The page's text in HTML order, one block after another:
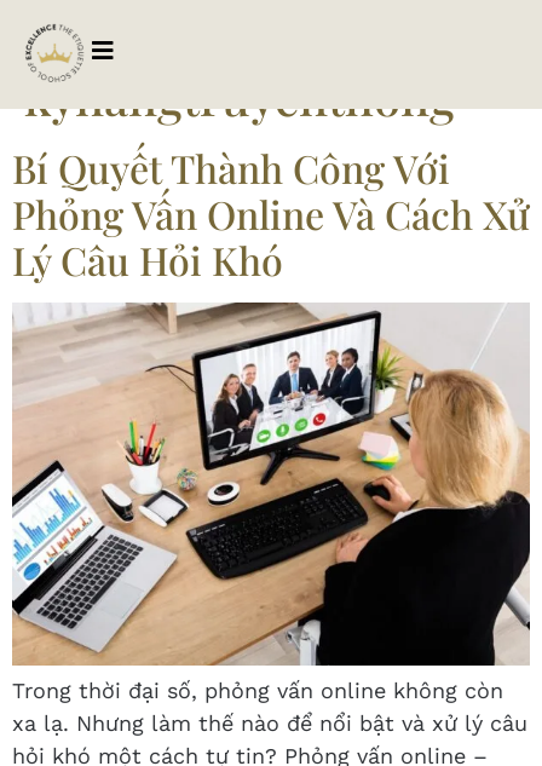
Tag:
kynangtruyenthong
Bí Quyết Thành Công Với
Phỏng Vấn Online Và Cách Xử
Lý Câu Hỏi Khó
Trong thời đại số, phỏng vấn online không còn
xa lạ. Nhưng làm thế nào để nổi bật và xử lý câu
hỏi khó một cách tự tin? Phỏng vấn online –